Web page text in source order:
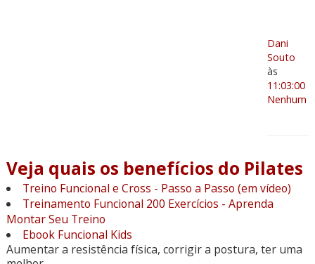
Dani
Souto
às
11:03:00
Nenhum
Veja quais os benefícios do Pilates
Treino Funcional e Cross - Passo a Passo (em vídeo)
Treinamento Funcional 200 Exercícios - Aprenda
Montar Seu Treino
Ebook Funcional Kids
Aumentar a resistência física, corrigir a postura, ter uma